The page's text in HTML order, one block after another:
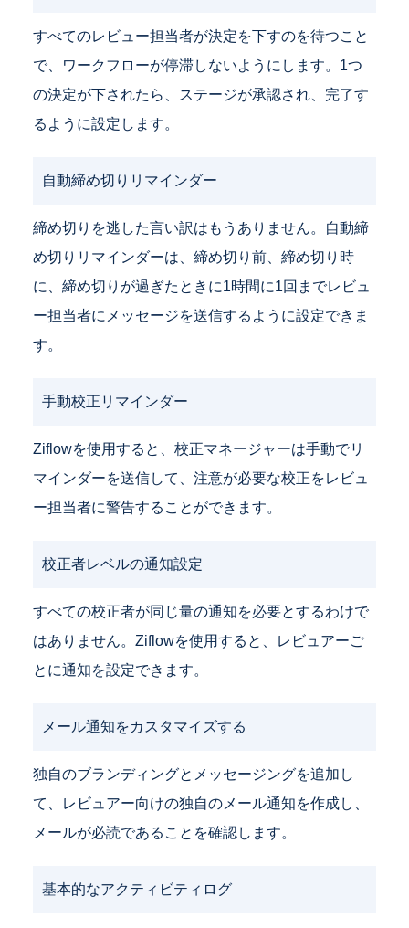
すべてのレビュー担当者が決定を下すのを待つこと
で、ワークフローが停滞しないようにします。1つ
の決定が下されたら、ステージが承認され、完了す
るように設定します。
自動締め切りリマインダー
締め切りを逃した言い訳はもうありません。自動締
め切りリマインダーは、締め切り前、締め切り時
に、締め切りが過ぎたときに1時間に1回までレビュ
ー担当者にメッセージを送信するように設定できま
す。
手動校正リマインダー
Ziflowを使用すると、校正マネージャーは手動でリ
マインダーを送信して、注意が必要な校正をレビュ
ー担当者に警告することができます。
校正者レベルの通知設定
すべての校正者が同じ量の通知を必要とするわけで
はありません。Ziflowを使用すると、レビュアーご
とに通知を設定できます。
メール通知をカスタマイズする
独自のブランディングとメッセージングを追加し
て、レビュアー向けの独自のメール通知を作成し、
メールが必読であることを確認します。
基本的なアクティビティログ